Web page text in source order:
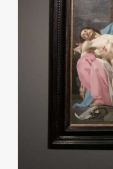
ACTUALIDAD
SALA DE PRENSA
BLOG CUADERNO ITALIANO
FRANCISCO DE GOYA